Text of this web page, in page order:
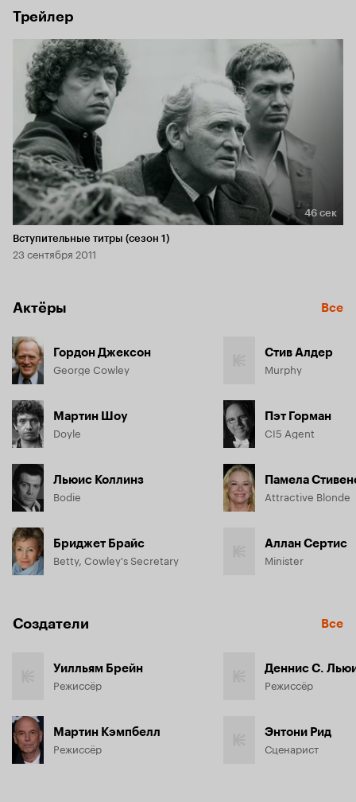
Трейлер
Длительность 46 сек
46 сек
Вступительные титры (сезон 1)
23 сентября 2011
Актёры Все
Гордон Джексон
George Cowley
Мартин Шоу
Doyle
Льюис Коллинз
Bodie
Бриджет Брайс
Betty, Cowley's Secretary
Стив Алдер
Murphy
Пэт Горман
CI5 Agent
Памела
Attractive Blonde
Аллан Сертис
Minister
Создатели Все
Уилльям Брейн
Режиссёр
Мартин Кэмпбелл
Режиссёр
Деннис С.
Режиссёр
Энтони Рид
Сценарист